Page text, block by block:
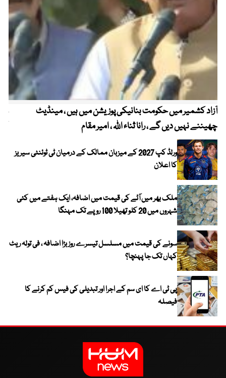
آزاد کشمیر میں حکومت بنانیکی پوزیشن میں ہیں ، مینڈیٹ
چھیننے نہیں دیں گے ، رانا ثناء اللہ ، امیر مقام
ورلڈ کپ 2027 کے میزبان ممالک کے درمیان ٹی ٹوئنٹی سیریز
کا اعلان
ملک بھر میں آٹے کی قیمت میں اضافہ، ایک ہفتے میں کئی
شہروں میں 20 کلو تھیلا 100 روپے تک مہنگا
سونے کی قیمت میں مسلسل تیسرے روز بڑا اضافہ ، فی تولہ ریٹ
کہاں تک جا پہنچا؟
پی ٹی اے کا ای سم کے اجرا اور تبدیلی کی فیس کم کرنے کا
فیصلہ